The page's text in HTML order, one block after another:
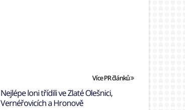
Více PR článků
Nejlépe loni třídili ve Zlaté Olešnici,
Vernéřovicích a Hronově